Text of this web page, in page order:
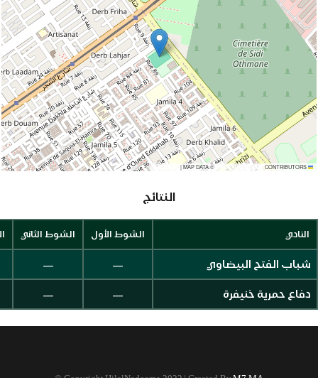
LEAFLET
|MAP DATA © OPENSTREETMAPCONTRIBUTORS
النتائج
النادي الشوط الأول الشوط الثاني
شباب الفتح البيضاوي —
—
دفاع حمرية خنيفرة —
—